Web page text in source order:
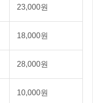
23,000원
18,000원
28,000원
10,000원